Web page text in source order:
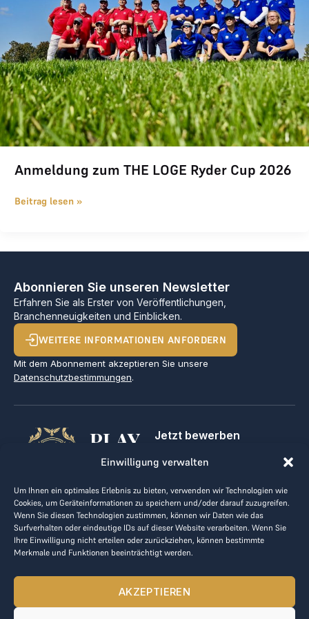
Einwilligung verwalten
Um Ihnen ein optimales Erlebnis zu bieten, verwenden wir Technologien wie
Cookies, um Geräteinformationen zu speichern und/oder darauf zuzugreifen.
Wenn Sie diesen Technologien zustimmen, können wir Daten wie das
Surfverhalten oder eindeutige IDs auf dieser Website verarbeiten. Wenn Sie
Ihre Einwilligung nicht erteilen oder zurückziehen, können bestimmte
Merkmale und Funktionen beeinträchtigt werden.
AKZEPTIEREN
Anmeldung zum THE LOGE Ryder Cup 2026
Beitrag lesen »
Abonnieren Sie unseren Newsletter
Erfahren Sie als Erster von Veröffentlichungen,
Branchenneuigkeiten und Einblicken.
WEITERE INFORMATIONEN ANFORDERN
Mit dem Abonnement akzeptieren Sie unsere
Datenschutzbestimmungen.
PLAY
GOLF,
MAKE
BUSINESS
Jetzt bewerben
Kontakt
AGB
Datenrichtlinie
kontakt@the-loge.com
Unser freundliches Team hilft Ihnen gerne weiter.
Mo-Fr von 8:00 bis 17:00 Uhr.